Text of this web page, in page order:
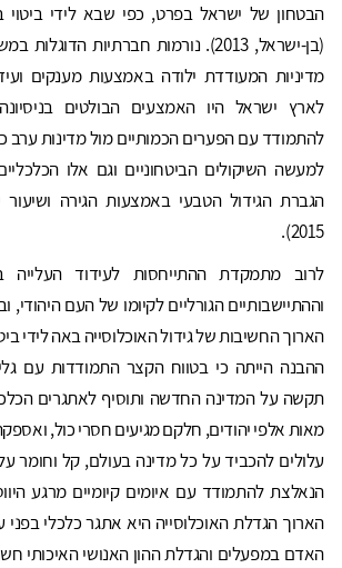
הבטחון של ישראל בפרט, כפי שבא לידי ביטוי
(בן-ישראל, 2013). נורמות חברתיות
מדיניות המעודדת ילודה באמצעות מענקים
לארץ ישראל היו האמצעים הבולטים
להתמודד עם הפערים הכמותיים מול מדינות
למעשה השיקולים הביטחוניים וגם אלו
הגברת הגידול הטבעי באמצעות הגירה ושיעור
2015).
לרוב מתמקדת ההתייחסות לעידוד העלייה
וההתיישבותיים הגורליים לקיומו של העם
הארוך החשיבות של גידול האוכלוסייה באה לידי
ההבנה הייתה כי בטווח הקצר התמודדות עם גלי
תקשה על המדינה החדשה ותוסיף לאתגרים
מאות אלפי יהודים, חלקם מגיעים חסרי כול,
עלולים להכביד על כל מדינה בעולם, קל וחומר
הנאלצת להתמודד עם איומים קיומיים מרגע
הארוך הגדלת האוכלוסייה היא אתגר כלכלי
האדם במפעלים והגדלת ההון האנושי האיכותי